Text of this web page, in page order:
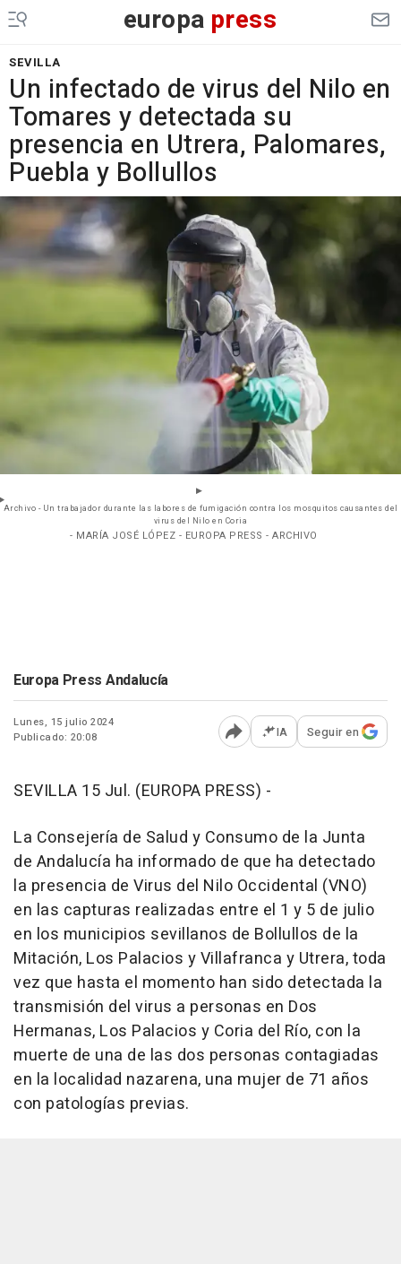
europa press
SEVILLA
Un infectado de virus del Nilo en
Tomares y detectada su
presencia en Utrera, Palomares,
Puebla y Bollullos
Archivo - Un trabajador durante las labores de fumigación contra los mosquitos causantes del
virus del Nilo en Coria
- MARÍA JOSÉ LÓPEZ - EUROPA PRESS - ARCHIVO
Europa Press Andalucía
Lunes, 15 julio 2024
Publicado: 20:08
Abrir opciones para
IA Seguir en
SEVILLA 15 Jul. (EUROPA PRESS) -
La Consejería de Salud y Consumo de la Junta
de Andalucía ha informado de que ha detectado
la presencia de Virus del Nilo Occidental (VNO)
en las capturas realizadas entre el 1 y 5 de julio
en los municipios sevillanos de Bollullos de la
Mitación, Los Palacios y Villafranca y Utrera, toda
vez que hasta el momento han sido detectada la
transmisión del virus a personas en Dos
Hermanas, Los Palacios y Coria del Río, con la
muerte de una de las dos personas contagiadas
en la localidad nazarena, una mujer de 71 años
con patologías previas.